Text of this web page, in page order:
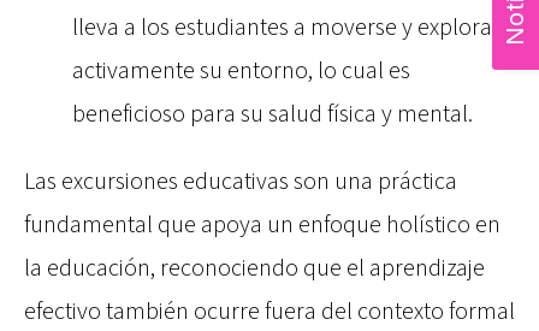
lleva a los estudiantes a moverse y explorar
activamente su entorno, lo cual es
beneficioso para su salud física y mental.
Las excursiones educativas son una práctica
fundamental que apoya un enfoque holístico en
la educación, reconociendo que el aprendizaje
efectivo también ocurre fuera del contexto formal